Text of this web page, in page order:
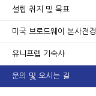
설립 취지 및 목표
미국 브로드웨이 본사전경
유니프렙 기숙사
문의 및 오시는 길